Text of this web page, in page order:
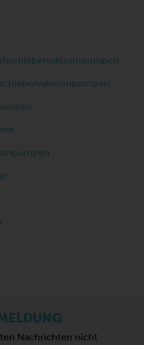
Nachrichten nicht